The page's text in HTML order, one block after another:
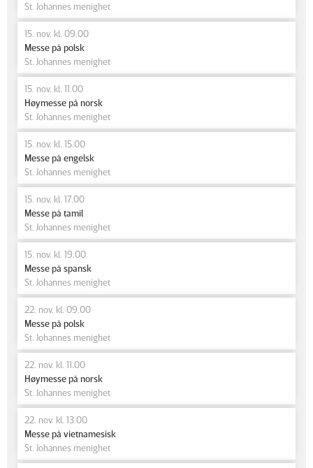
St. Johannes menighet
15. nov. kl. 09.00
Messe på polsk
St. Johannes menighet
15. nov. kl. 11.00
Høymesse på norsk
St. Johannes menighet
15. nov. kl. 15.00
Messe på engelsk
St. Johannes menighet
15. nov. kl. 17.00
Messe på tamil
St. Johannes menighet
15. nov. kl. 19.00
Messe på spansk
St. Johannes menighet
22. nov. kl. 09.00
Messe på polsk
St. Johannes menighet
22. nov. kl. 11.00
Høymesse på norsk
St. Johannes menighet
22. nov. kl. 13.00
Messe på vietnamesisk
St. Johannes menighet